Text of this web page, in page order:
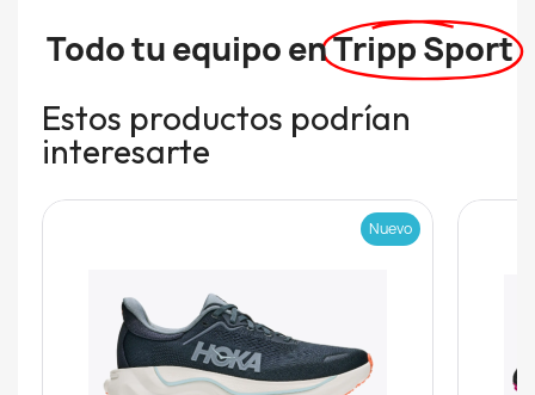
Todo tu equipo enTripp Sport
Estos productos podrían
interesarte
Nuevo